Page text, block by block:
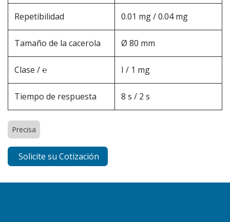
Repetibilidad 0.01 mg / 0.04 mg
Tamaño de la cacerola Ø 80 mm
Clase / ℮ I / 1 mg
Tiempo de respuesta 8 s / 2 s
Precisa
Solicite su Cotización